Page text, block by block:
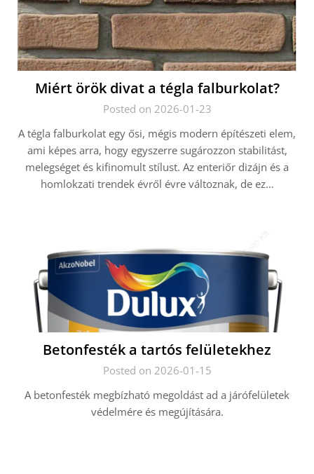
Miért örök divat a tégla falburkolat?
Posted on 2026-01-23
A tégla falburkolat egy ősi, mégis modern építészeti elem,
ami képes arra, hogy egyszerre sugározzon stabilitást,
melegséget és kifinomult stílust. Az enteriőr dizájn és a
homlokzati trendek évről évre változnak, de ez…
Betonfesték a tartós felületekhez
Posted on 2026-01-15
A betonfesték megbízható megoldást ad a járófelületek
védelmére és megújítására.